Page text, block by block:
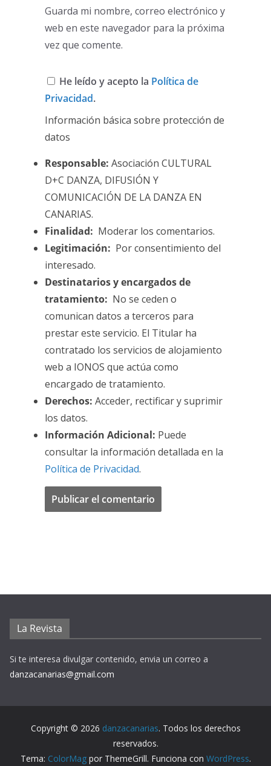
Guarda mi nombre, correo electrónico y
web en este navegador para la próxima
vez que comente.
He leído y acepto la Política de
Privacidad.
Información básica sobre protección de
datos
Responsable: Asociación CULTURAL
D+C DANZA, DIFUSIÓN Y
COMUNICACIÓN DE LA DANZA EN
CANARIAS.
Finalidad: Moderar los comentarios.
Legitimación: Por consentimiento del
interesado.
Destinatarios y encargados de
tratamiento: No se ceden o
comunican datos a terceros para
prestar este servicio. El Titular ha
contratado los servicios de alojamiento
web a IONOS que actúa como
encargado de tratamiento.
Derechos: Acceder, rectificar y suprimir
los datos.
Información Adicional: Puede
consultar la información detallada en la
Política de Privacidad.
La Revista
Si te interesa divulgar contenido, envia un correo a
danzacanarias@gmail.com
Copyright © 2026 danzacanarias. Todos los derechos
reservados.
Tema: ColorMagpor ThemeGrill. Funciona con WordPress.